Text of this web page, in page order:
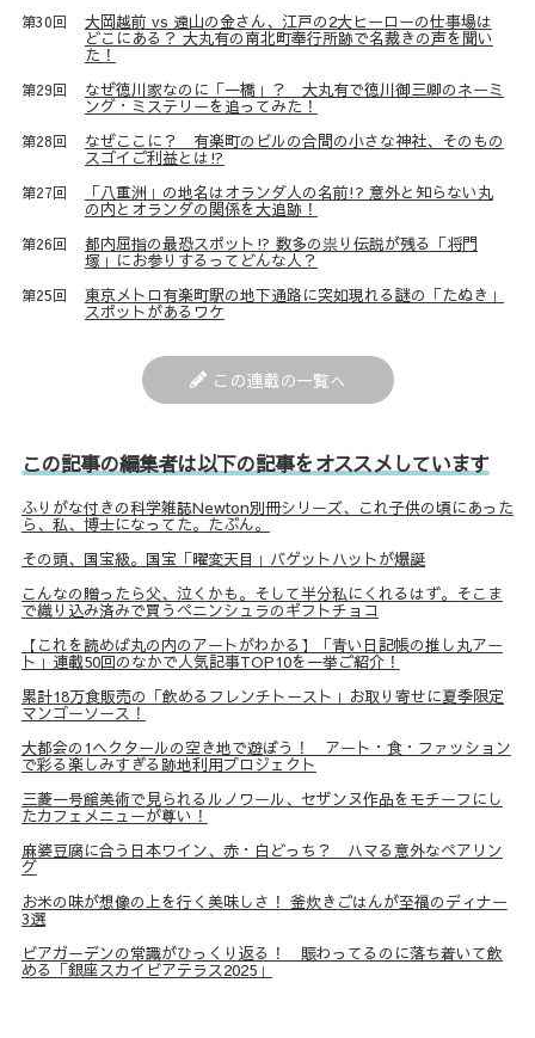
第30回 大岡越前 vs 遠山の金さん、江戸の2大ヒーローの仕事場は
どこにある？ 大丸有の南北町奉行所跡で名裁きの声を聞い
た！
第29回 なぜ徳川家なのに「一橋」？ 大丸有で徳川御三卿のネーミ
ング・ミステリーを追ってみた！
第28回 なぜここに？ 有楽町のビルの合間の小さな神社、そのもの
スゴイご利益とは⁉
第27回 「八重洲」の地名はオランダ人の名前!? 意外と知らない丸
の内とオランダの関係を大追跡！
第26回 都内屈指の最恐スポット⁉ 数多の祟り伝説が残る「将門
塚」にお参りするってどんな人？
第25回 東京メトロ有楽町駅の地下通路に突如現れる謎の「たぬき」
スポットがあるワケ
この連載の一覧へ
この記事の編集者は以下の記事をオススメしています
ふりがな付きの科学雑誌Newton別冊シリーズ、これ子供の頃にあった
ら、私、博士になってた。たぶん。
その頭、国宝級。国宝「曜変天目」バゲットハットが爆誕
こんなの贈ったら父、泣くかも。そして半分私にくれるはず。そこま
で織り込み済みで買うペニンシュラのギフトチョコ
【これを読めば丸の内のアートがわかる】「青い日記帳の推し丸アー
ト」連載50回のなかで人気記事TOP10を一挙ご紹介！
累計18万食販売の「飲めるフレンチトースト」お取り寄せに夏季限定
マンゴーソース！
大都会の1ヘクタールの空き地で遊ぼう！ アート・食・ファッション
で彩る楽しみすぎる跡地利用プロジェクト
三菱一号館美術で見られるルノワール、セザンヌ作品をモチーフにし
たカフェメニューが尊い！
麻婆豆腐に合う日本ワイン、赤・白どっち？ ハマる意外なペアリン
グ
お米の味が想像の上を行く美味しさ！ 釜炊きごはんが至福のディナー
3選
ビアガーデンの常識がひっくり返る！ 賑わってるのに落ち着いて飲
める「銀座スカイビアテラス2025」